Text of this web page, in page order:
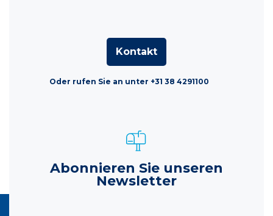
Kontakt
Oder rufen Sie an unter +31 38 4291100
Abonnieren Sie unseren
Newsletter